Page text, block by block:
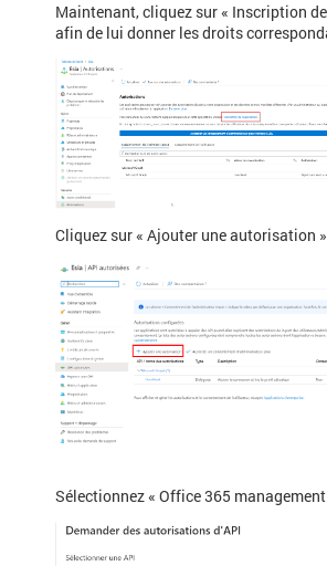
Maintenant, cliquez sur « Inscription
afin de lui donner les droits
Cliquez sur « Ajouter une autorisation »
Sélectionnez « Office 365 management